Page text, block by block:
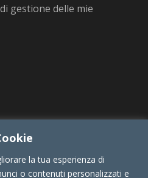
la tua esperienza di
o contenuti personalizzati e
gestione delle mie